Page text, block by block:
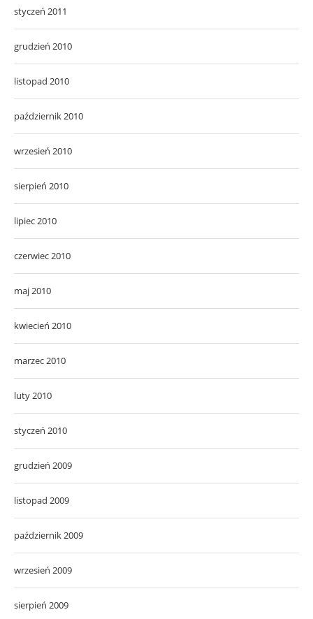
styczeń 2011
grudzień 2010
listopad 2010
październik 2010
wrzesień 2010
sierpień 2010
lipiec 2010
czerwiec 2010
maj 2010
kwiecień 2010
marzec 2010
luty 2010
styczeń 2010
grudzień 2009
listopad 2009
październik 2009
wrzesień 2009
sierpień 2009